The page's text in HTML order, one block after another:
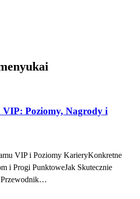
Poziomy, Nagrody i
VIP i Poziomy KarieryKonkretne
i Progi PunktoweJak Skutecznie
Przewodnik…